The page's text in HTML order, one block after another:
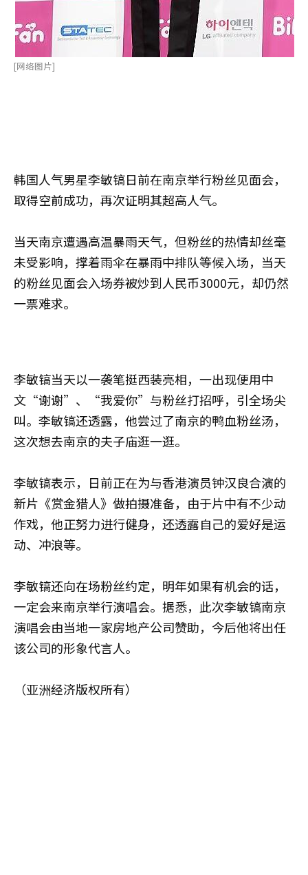
[网络图片]
韩国人气男星李敏镐日前在南京举行粉丝见面会，
取得空前成功，再次证明其超高人气。
当天南京遭遇高温暴雨天气，但粉丝的热情却丝毫
未受影响，撑着雨伞在暴雨中排队等候入场，当天
的粉丝见面会入场券被炒到人民币3000元，却仍然
一票难求。
李敏镐当天以一袭笔挺西装亮相，一出现便用中
文“谢谢”、“我爱你”与粉丝打招呼，引全场尖
叫。李敏镐还透露，他尝过了南京的鸭血粉丝汤，
这次想去南京的夫子庙逛一逛。
李敏镐表示，日前正在为与香港演员钟汉良合演的
新片《赏金猎人》做拍摄准备，由于片中有不少动
作戏，他正努力进行健身，还透露自己的爱好是运
动、冲浪等。
李敏镐还向在场粉丝约定，明年如果有机会的话，
一定会来南京举行演唱会。据悉，此次李敏镐南京
演唱会由当地一家房地产公司赞助，今后他将出任
该公司的形象代言人。
（亚洲经济版权所有）